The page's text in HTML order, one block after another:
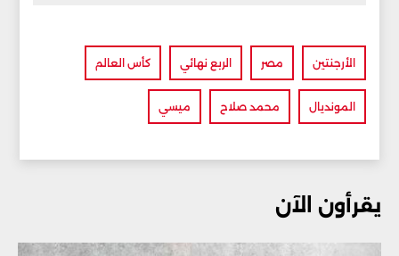
الأرجنتين مصر الربع نهائي كأس العالم
المونديال محمد صلاح ميسي
يقرأون الآن